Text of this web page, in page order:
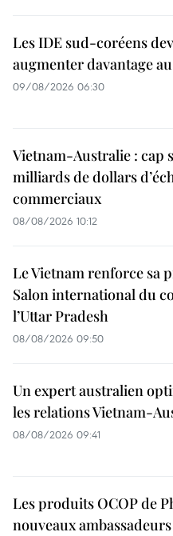
Les IDE sud-coréens
augmenter davantage
09/08/2026 06:30
Vietnam-Australie : cap
milliards de dollars
commerciaux
08/08/2026 10:12
Le Vietnam renforce sa
Salon international du
l’Uttar Pradesh
08/08/2026 09:50
Un expert australien
les relations Vietnam-
08/08/2026 09:41
Les produits OCOP de
nouveaux